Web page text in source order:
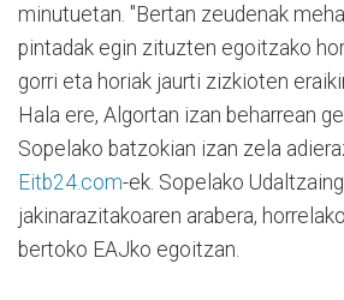
minutuetan. "Bertan zeudenak
pintadak egin zituzten egoitzako
gorri eta horiak jaurti zizkioten
Hala ere, Algortan izan beharrean
Sopelako batzokian izan zela
Eitb24.com-ek. Sopelako
jakinarazitakoaren arabera,
bertoko EAJko egoitzan.